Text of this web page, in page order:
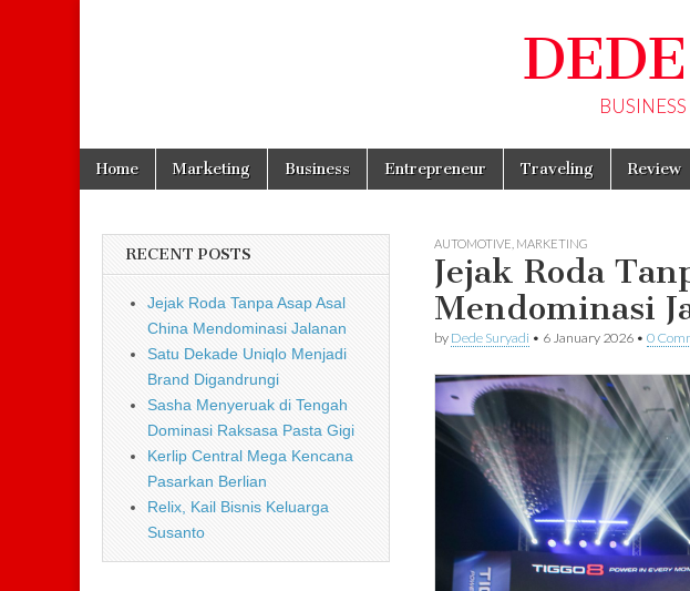
Main menu
Skip to content
Home Marketing Business Entrepreneur Traveling Review
AUTOMOTIVE MARKETING
Jejak Roda
Mendominasi
by Dede Suryadi • 6 January 2026 • 0
RECENT POSTS
Jejak Roda Tanpa Asap Asal
China Mendominasi Jalanan
Satu Dekade Uniqlo Menjadi
Brand Digandrungi
Sasha Menyeruak di Tengah
Dominasi Raksasa Pasta Gigi
Kerlip Central Mega Kencana
Pasarkan Berlian
Relix, Kail Bisnis Keluarga
Susanto